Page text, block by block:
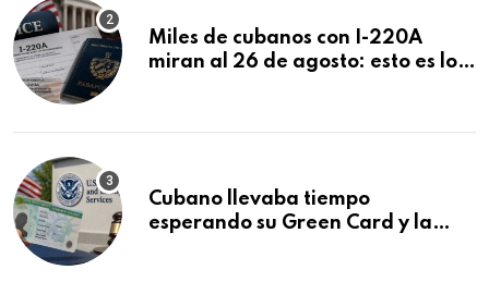
Miles de cubanos con I-220A
miran al 26 de agosto: esto es lo
Cubano llevaba tiempo
esperando su Green Card y la